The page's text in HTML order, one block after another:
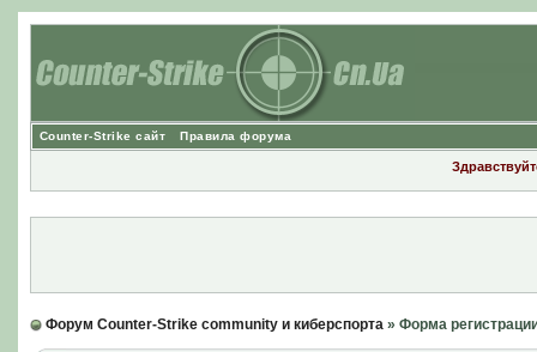
Counter-Strike сайт Правила форума
Форум Counter-Strike community и киберспорта» Форма